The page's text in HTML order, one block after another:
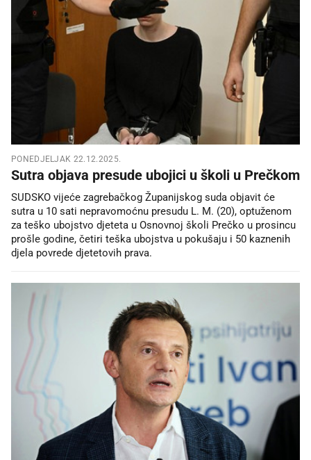
PONEDJELJAK 22.12.2025.
Sutra objava presude ubojici u školi u Prečkom
SUDSKO vijeće zagrebačkog Županijskog suda objavit će
sutra u 10 sati nepravomoćnu presudu L. M. (20), optuženom
za teško ubojstvo djeteta u Osnovnoj školi Prečko u prosincu
prošle godine, četiri teška ubojstva u pokušaju i 50 kaznenih
djela povrede djetetovih prava.